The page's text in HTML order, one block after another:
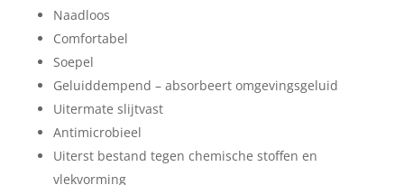
Naadloos
Comfortabel
Soepel
Geluiddempend – absorbeert omgevingsgeluid
Uitermate slijtvast
Antimicrobieel
Uiterst bestand tegen chemische stoffen en
vlekvorming